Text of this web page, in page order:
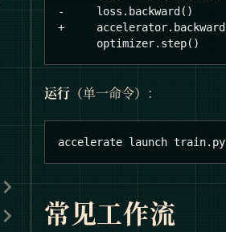
-
     loss
. backward ( )
+
     accelerator
. backward
      optimizer
. step( )
运行 （单一命令）：
accelerate launch train.py
常见工作流